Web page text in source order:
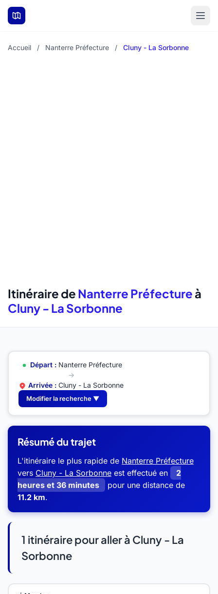
Aller au contenu principal
Accueil / Nanterre Préfecture / Cluny - La Sorbonne
Itinéraire de Nanterre Préfecture à
Cluny - La Sorbonne
Départ :Nanterre Préfecture
→
Arrivée : Cluny - La Sorbonne
Modifier la recherche ▼
Résumé du trajet
L'itinéraire le plus rapide de Nanterre Préfecture
vers Cluny - La Sorbonne est effectué en
2
heures et 36 minutes
pour une distance de
11.2 km.
1 itinéraire pour aller à Cluny - La
Sorbonne